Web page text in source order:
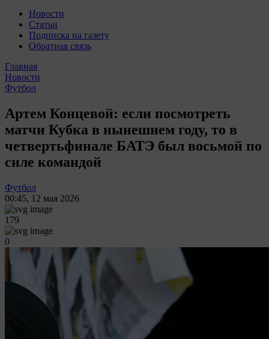
Новости
Статьи
Подписка на газету
Обратная связь
Главная
Новости
Футбол
Артем Концевой: если посмотреть
матчи Кубка в нынешнем году, то в
четвертьфинале БАТЭ был восьмой по
силе командой
Футбол
00:45, 12 мая 2026
179
0